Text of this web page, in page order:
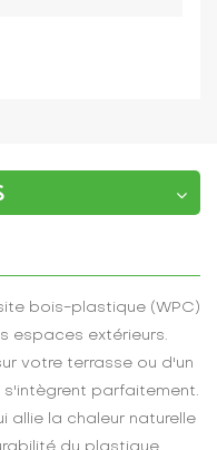
bois-plastique (WPC)
espaces extérieurs.
votre terrasse ou d'un
parfaitement.
allie la chaleur naturelle
du plastique.